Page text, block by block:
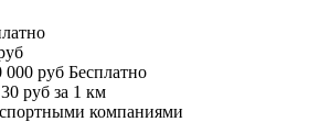
000 руб Бесплатно
руб за 1 км
компаниями